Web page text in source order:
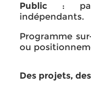
Public :
indépendants.
Programme
ou
Des projets,